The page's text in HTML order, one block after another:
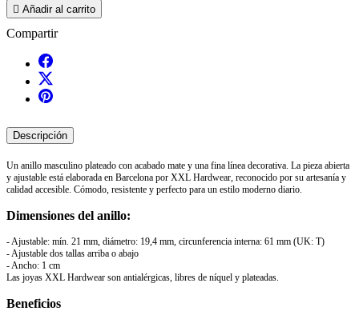
 Añadir al carrito
Compartir
Descripción
Un anillo masculino plateado con acabado mate y una fina línea decorativa. La pieza abierta
y ajustable está elaborada en Barcelona por XXL Hardwear, reconocido por su artesanía y
calidad accesible. Cómodo, resistente y perfecto para un estilo moderno diario.
Dimensiones del anillo:
- Ajustable: mín. 21 mm, diámetro: 19,4 mm, circunferencia interna: 61 mm (UK: T)
- Ajustable dos tallas arriba o abajo
- Ancho: 1 cm
Las joyas XXL Hardwear son antialérgicas, libres de níquel y plateadas.
Beneficios